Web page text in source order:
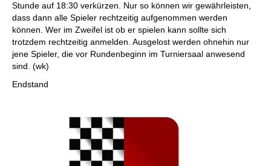
Stunde auf 18:30 verkürzen. Nur so können wir gewährleisten,
dass dann alle Spieler rechtzeitig aufgenommen werden
können. Wer im Zweifel ist ob er spielen kann sollte sich
trotzdem rechtzeitig anmelden. Ausgelost werden ohnehin nur
jene Spieler, die vor Rundenbeginn im Turniersaal anwesend
sind. (wk)
Endstand